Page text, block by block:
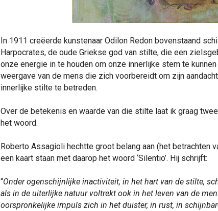
In 1911 creëerde kunstenaar Odilon Redon bovenstaand
Harpocrates, de oude Griekse god van stilte, die een
onze energie in te houden om onze innerlijke stem te
weergave van de mens die zich voorbereidt om zijn
innerlijke stilte te betreden.
Over de betekenis en waarde van die stilte laat ik graag
het woord.
Roberto Assagioli hechtte groot belang aan (het betrachten
een kaart staan met daarop het woord ‘Silentio’. Hij schrijft:
“Onder ogenschijnlijke inactiviteit, in het hart van de stilte,
als in de uiterlijke natuur voltrekt ook in het leven van de
oorspronkelijke impuls zich in het duister, in rust, in